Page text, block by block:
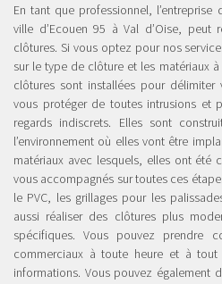
En tant que professionnel, l’entreprise
ville d’Ecouen 95 à Val d’Oise,
clôtures. Si vous optez pour nos
sur le type de clôture et les matériaux
clôtures sont installées pour
vous protéger de toutes intrusions et
regards indiscrets. Elles sont
l’environnement où elles vont être
matériaux avec lesquels, elles ont été
vous accompagnés sur toutes ces
le PVC, les grillages pour les
aussi réaliser des clôtures plus
spécifiques. Vous pouvez prendre
commerciaux à toute heure et à
informations. Vous pouvez également